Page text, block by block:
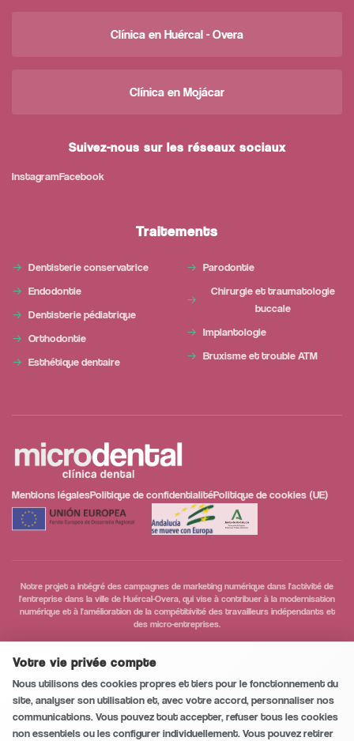
Clínica en Huércal - Overa
Clínica en Mojácar
Suivez-nous sur les réseaux sociaux
InstagramFacebook
Traitements
Dentisterie conservatrice
Endodontie
Dentisterie pédiatrique
Orthodontie
Esthétique dentaire
Parodontie
Chirurgie et traumatologie
buccale
Implantologie
Bruxisme et trouble ATM
Mentions légalesPolitique de confidentialitéPolitique de cookies (UE)
Notre projet a intégré des campagnes de marketing numérique dans l'activité de
l'entreprise dans la ville de Huércal-Overa, qui vise à contribuer à la modernisation
numérique et à l'amélioration de la compétitivité des travailleurs indépendants et
des micro-entreprises.
Votre vie privée compte
Nous utilisons des cookies propres et tiers pour le fonctionnement du
site, analyser son utilisation et, avec votre accord, personnaliser nos
communications. Vous pouvez tout accepter, refuser tous les cookies
non essentiels ou les configurer individuellement. Vous pouvez retirer
Appeler